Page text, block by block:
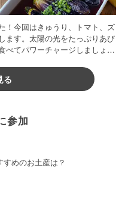
！今回はきゅうり、トマト、ズ
ます。太陽の光をたっぷりあび
べてパワーチャージしましょう
る
参加
すめのお土産は？